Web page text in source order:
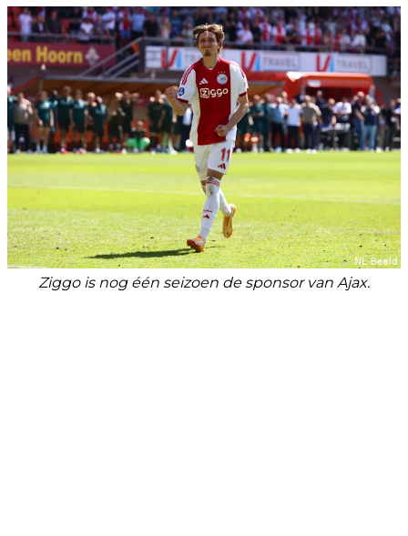
Ziggo is nog één seizoen de sponsor van Ajax.